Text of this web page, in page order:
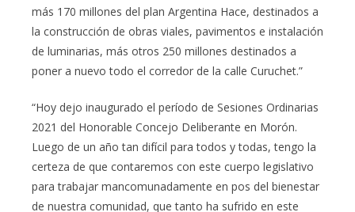
más 170 millones del plan Argentina Hace, destinados a
la construcción de obras viales, pavimentos e instalación
de luminarias, más otros 250 millones destinados a
poner a nuevo todo el corredor de la calle Curuchet.”
“Hoy dejo inaugurado el período de Sesiones Ordinarias
2021 del Honorable Concejo Deliberante en Morón.
Luego de un año tan difícil para todos y todas, tengo la
certeza de que contaremos con este cuerpo legislativo
para trabajar mancomunadamente en pos del bienestar
de nuestra comunidad, que tanto ha sufrido en este